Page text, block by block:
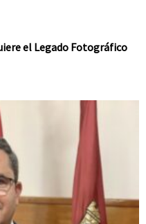
el Legado Fotográfico